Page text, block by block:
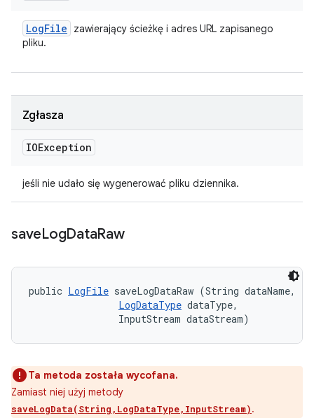
LogFile
zawierający ścieżkę i adres URL zapisanego
pliku.
Zgłasza
IOException
jeśli nie udało się wygenerować pliku dziennika.
saveLogDataRaw
public LogFile saveLogDataRaw (String dataName,
LogDataType dataType,
                InputStream dataStream)
Ta metoda została wycofana.
Zamiast niej użyj metody
saveLogData(String,LogDataType,InputStream).